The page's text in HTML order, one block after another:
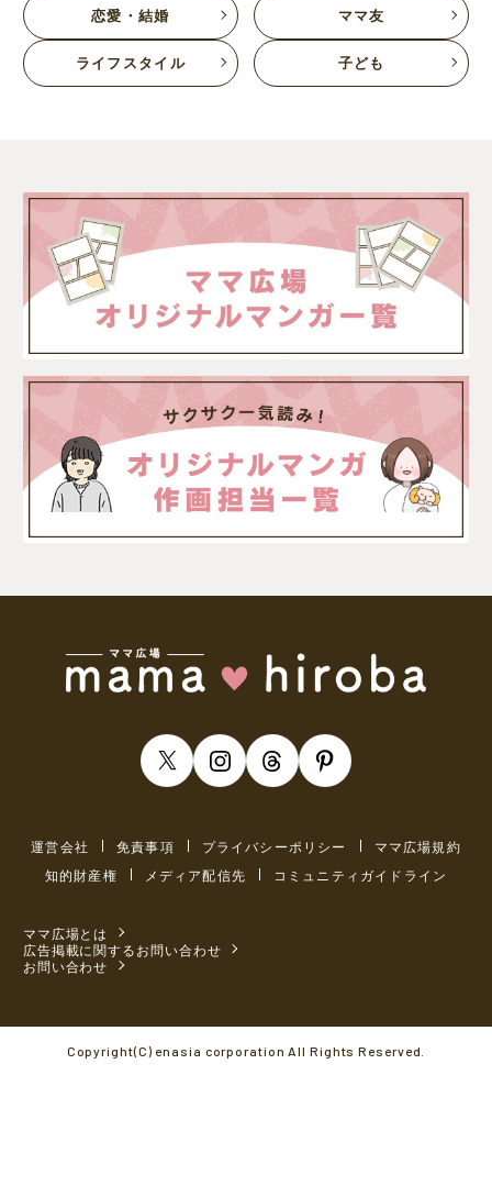
恋愛・結婚 ママ友
ライフスタイル 子ども
運営会社 免責事項 プライバシーポリシー
ママ広場規約
知的財産権
メディア配信先 コミュニティガイドライン
ママ広場とは
広告掲載に関するお問い合わせ
お問い合わせ
Copyright(C) enasia corporation All Rights Reserved.